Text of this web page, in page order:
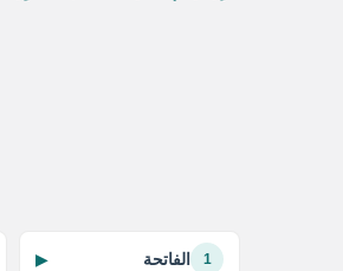
1 الفاتحة ▶